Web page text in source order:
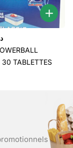
30 TABLETTES